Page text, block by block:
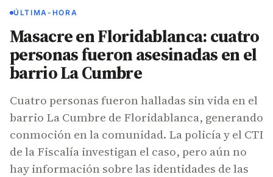
ÚLTIMA-HORA
Masacre en Floridablanca: cuatro
personas fueron asesinadas en el
barrio La Cumbre
Cuatro personas fueron halladas sin vida en el
barrio La Cumbre de Floridablanca, generando
conmoción en la comunidad. La policía y el CTI
de la Fiscalía investigan el caso, pero aún no
hay información sobre las identidades de las